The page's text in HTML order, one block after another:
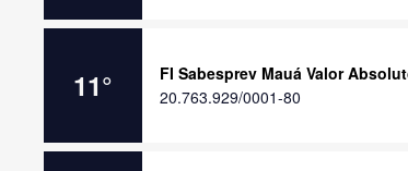
11°
FI Sabesprev Mauá Valor
20.763.929/0001-80